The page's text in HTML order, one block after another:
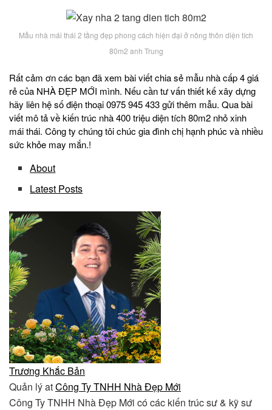
Mẫu nhà mái thái 2 tầng đẹp phong cách hiện đại ở nông thôn diện tích
80m2 anh Trung
Rất cảm ơn các bạn đã xem bài viết chia sẻ mẫu nhà cấp 4 giá
rẻ của NHÀ ĐẸP MỚI mình. Nếu cần tư vấn thiết kế xây dựng
hãy liên hệ số điện thoại 0975 945 433 gửi thêm mẫu. Qua bài
viết mô tả về kiến trúc nhà 400 triệu diện tích 80m2 nhỏ xinh
mái thái. Công ty chúng tôi chúc gia đình chị hạnh phúc và nhiều
sức khỏe may mắn.!
About
Latest Posts
Trương Khắc Bản
Quản lýatCông Ty TNHH Nhà Đẹp Mới
Công Ty TNHH Nhà Đẹp Mới có các kiến trúc sư & kỹ sư